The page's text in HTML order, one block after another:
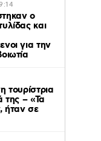
ο
και
για την
τουρίστρια
της – «Τα
ήταν σε